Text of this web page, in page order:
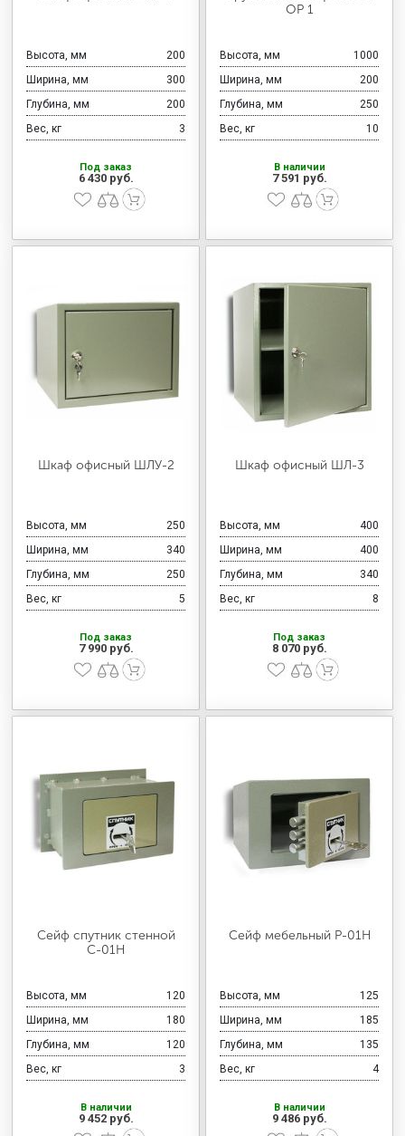
Высота, мм
200
Ширина, мм
300
Глубина, мм
200
Вес, кг
3
Под заказ
6 430 руб.
ОР 1
Высота, мм
1000
Ширина, мм
200
Глубина, мм
250
Вес, кг
10
В наличии
7 591 руб.
Шкаф офисный ШЛУ-2
Высота, мм
250
Ширина, мм
340
Глубина, мм
250
Вес, кг
5
Под заказ
7 990 руб.
Шкаф офисный ШЛ-3
Высота, мм
400
Ширина, мм
400
Глубина, мм
340
Вес, кг
8
Под заказ
8 070 руб.
Сейф спутник стенной
С-01Н
Высота, мм
120
Ширина, мм
180
Глубина, мм
120
Вес, кг
3
В наличии
9 452 руб.
Сейф мебельный Р-01Н
Высота, мм
125
Ширина, мм
185
Глубина, мм
135
Вес, кг
4
В наличии
9 486 руб.